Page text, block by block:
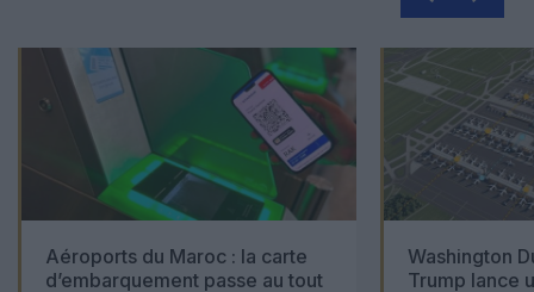
Aéroports du Maroc : la carte
d’embarquement passe au tout
Washington
Trump lance